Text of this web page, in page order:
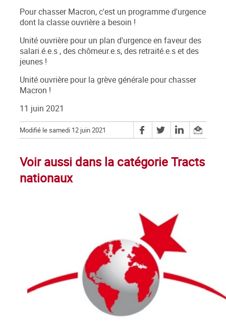
Pour chasser Macron, c'est un programme d'urgence
dont la classe ouvrière a besoin !
Unité ouvrière pour un plan d'urgence en faveur des
salari.é.e.s , des chômeur.e.s, des retraité.e.s et des
jeunes !
Unité ouvrière pour la grève générale pour chasser
Macron !
11 juin 2021
Modifié le samedi 12 juin 2021
Voir aussi dans la catégorie Tracts
nationaux